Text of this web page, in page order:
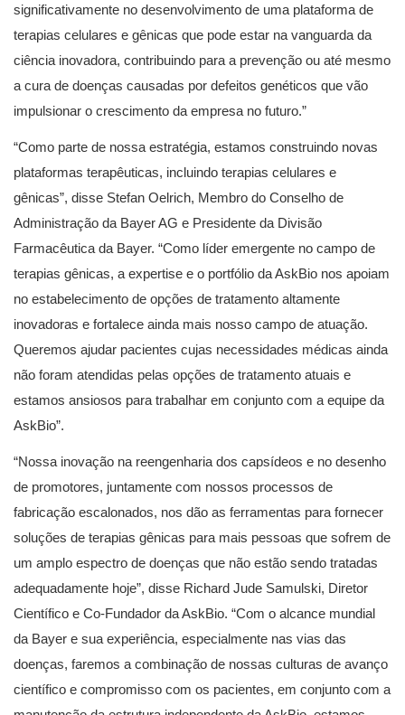
significativamente no desenvolvimento de uma plataforma de
terapias celulares e gênicas que pode estar na vanguarda da
ciência inovadora, contribuindo para a prevenção ou até mesmo
a cura de doenças causadas por defeitos genéticos que vão
impulsionar o crescimento da empresa no futuro.”
“Como parte de nossa estratégia, estamos construindo novas
plataformas terapêuticas, incluindo terapias celulares e
gênicas”, disse Stefan Oelrich, Membro do Conselho de
Administração da Bayer AG e Presidente da Divisão
Farmacêutica da Bayer. “Como líder emergente no campo de
terapias gênicas, a expertise e o portfólio da AskBio nos apoiam
no estabelecimento de opções de tratamento altamente
inovadoras e fortalece ainda mais nosso campo de atuação.
Queremos ajudar pacientes cujas necessidades médicas ainda
não foram atendidas pelas opções de tratamento atuais e
estamos ansiosos para trabalhar em conjunto com a equipe da
AskBio”.
“Nossa inovação na reengenharia dos capsídeos e no desenho
de promotores, juntamente com nossos processos de
fabricação escalonados, nos dão as ferramentas para fornecer
soluções de terapias gênicas para mais pessoas que sofrem de
um amplo espectro de doenças que não estão sendo tratadas
adequadamente hoje”, disse Richard Jude Samulski, Diretor
Científico e Co-Fundador da AskBio. “Com o alcance mundial
da Bayer e sua experiência, especialmente nas vias das
doenças, faremos a combinação de nossas culturas de avanço
científico e compromisso com os pacientes, em conjunto com a